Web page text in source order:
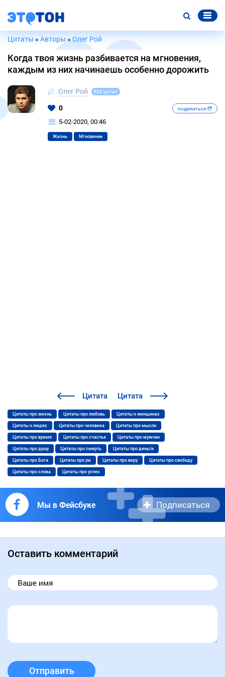
Цитаты » Авторы »Олег Рой
Когда твоя жизнь разбивается на мгновения,
каждым из них начинаешь особенно дорожить
Олег Рой 505 цитат
0 поделиться
5-02-2020, 00:46
Жизнь Мгновение
Цитата Цитата
Цитаты про жизнь Цитаты про любовь Цитаты о женщинах
Цитаты о людях Цитаты про человека Цитаты про мысли
Цитаты про время Цитаты про счастье Цитаты про мужчин
Цитаты про душу Цитаты про смерть Цитаты про деньги
Цитаты про Бога Цитаты про ум Цитаты про веру Цитаты про свободу
Цитаты про слова Цитаты про успех
Мы в Фейсбуке Подписаться
Оставить комментарий
Отправить